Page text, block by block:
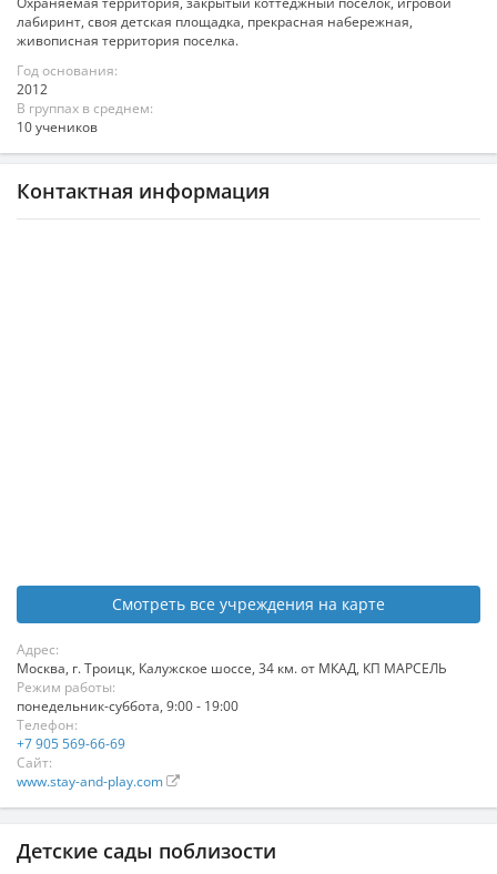
лабиринт, своя детская площадка, прекрасная набережная,
живописная территория поселка.
Год основания:
2012
В группах в среднем:
10 учеников
Контактная информация
Смотреть все учреждения на карте
Адрес:
Москва, г. Троицк, Калужское шоссе, 34 км. от МКАД, КП МАРСЕЛЬ
Режим работы:
понедельник-суббота, 9:00 - 19:00
Телефон:
+7 905 569-66-69
Сайт:
www.stay-and-play.com
Детские сады поблизости